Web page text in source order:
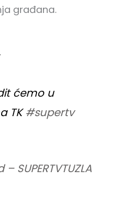
građana.
ćemo u
TK#supertv
SUPERTVTUZLA